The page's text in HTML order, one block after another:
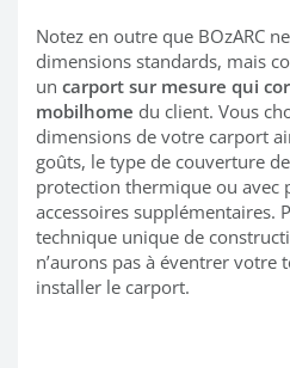
Notez en outre que BOzARC
dimensions standards, mais
un carport sur mesure qui
mobilhome du client. Vous
dimensions de votre carport
goûts, le type de couverture
protection thermique ou avec
accessoires supplémentaires.
technique unique de
n’aurons pas à éventrer votre
installer le carport.